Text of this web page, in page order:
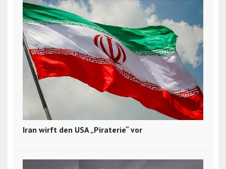
Iran wirft den USA „Piraterie“ vor